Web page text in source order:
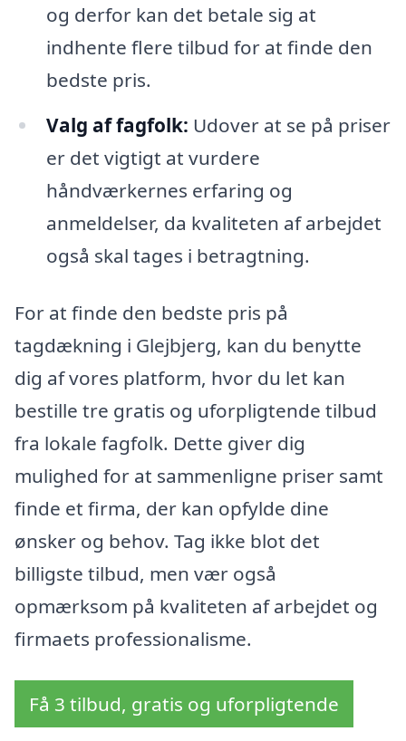
og derfor kan det betale sig at
indhente flere tilbud for at finde den
bedste pris.
Valg af fagfolk: Udover at se på priser
er det vigtigt at vurdere
håndværkernes erfaring og
anmeldelser, da kvaliteten af arbejdet
også skal tages i betragtning.
For at finde den bedste pris på
tagdækning i Glejbjerg, kan du benytte
dig af vores platform, hvor du let kan
bestille tre gratis og uforpligtende tilbud
fra lokale fagfolk. Dette giver dig
mulighed for at sammenligne priser samt
finde et firma, der kan opfylde dine
ønsker og behov. Tag ikke blot det
billigste tilbud, men vær også
opmærksom på kvaliteten af arbejdet og
firmaets professionalisme.
Få 3 tilbud, gratis og uforpligtende